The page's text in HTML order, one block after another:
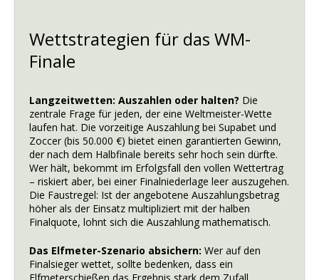
Wettstrategien für das WM-
Finale
Langzeitwetten: Auszahlen oder halten? Die
zentrale Frage für jeden, der eine Weltmeister-Wette
laufen hat. Die vorzeitige Auszahlung bei Supabet und
Zoccer (bis 50.000 €) bietet einen garantierten Gewinn,
der nach dem Halbfinale bereits sehr hoch sein dürfte.
Wer hält, bekommt im Erfolgsfall den vollen Wettertrag
– riskiert aber, bei einer Finalniederlage leer auszugehen.
Die Faustregel: Ist der angebotene Auszahlungsbetrag
höher als der Einsatz multipliziert mit der halben
Finalquote, lohnt sich die Auszahlung mathematisch.
Das Elfmeter-Szenario absichern: Wer auf den
Finalsieger wettet, sollte bedenken, dass ein